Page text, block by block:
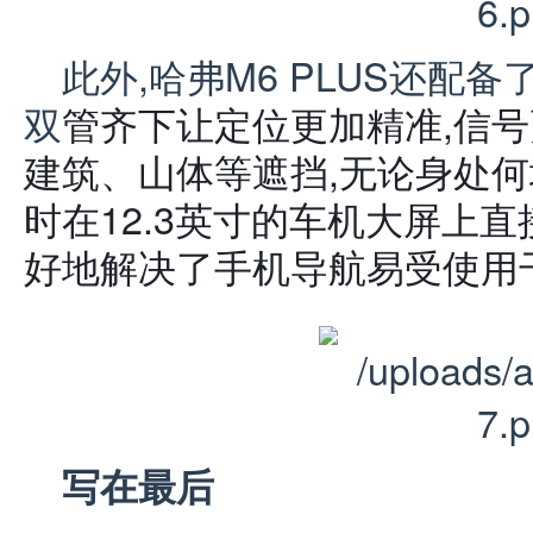
此外,哈弗M6 PLUS还配备
双管齐下让定位更加精准,信
建筑、山体等遮挡,无论身处
时在12.3英寸的车机大屏上
好地解决了手机导航易受使
写在最后